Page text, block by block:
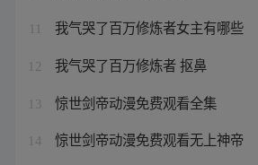
我气哭了百万修炼者女主有哪些
12 我气哭了百万修炼者 抠鼻
13 惊世剑帝动漫免费观看全集
14 惊世剑帝动漫免费观看无上神帝